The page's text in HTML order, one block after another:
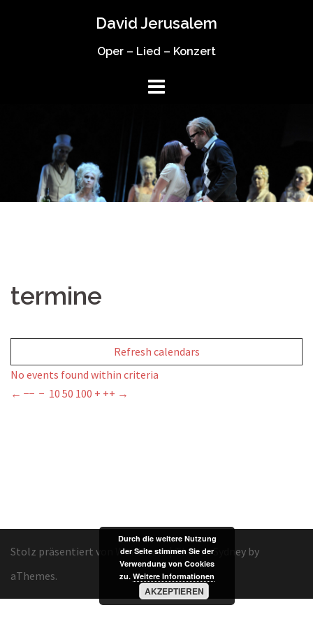
David Jerusalem
Oper – Lied – Konzert
termine
Refresh calendars
No events found within criteria
← −− − 10 50 100 + ++ →
Stolz präsentiert von WordPress|Theme:Sydney by
aThemes.
Durch die weitere Nutzung
der Seite stimmen Sie der
Verwendung von Cookies
zu. Weitere Informationen
AKZEPTIEREN